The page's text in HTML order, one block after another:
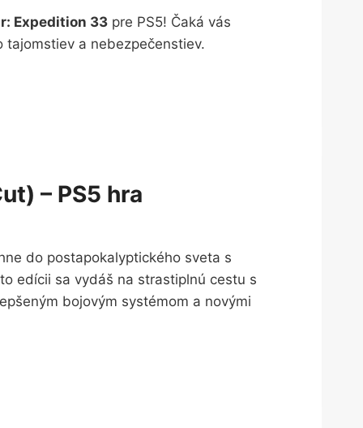
Expedition 33pre PS5! Čaká vás
a nebezpečenstiev.
– PS5 hra
do postapokalyptického sveta s
edícii sa vydáš na strastiplnú cestu s
bojovým systémom a novými